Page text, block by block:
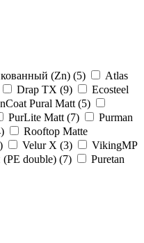
(Zn) (5)
Atlas
Drap TX (9)
Ecosteel
Pural Matt (5)
PurLite Matt (7)
Purman
Rooftop Matte
Velur X (3)
VikingMP
double) (7)
Puretan